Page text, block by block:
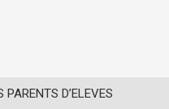
D’ELEVES